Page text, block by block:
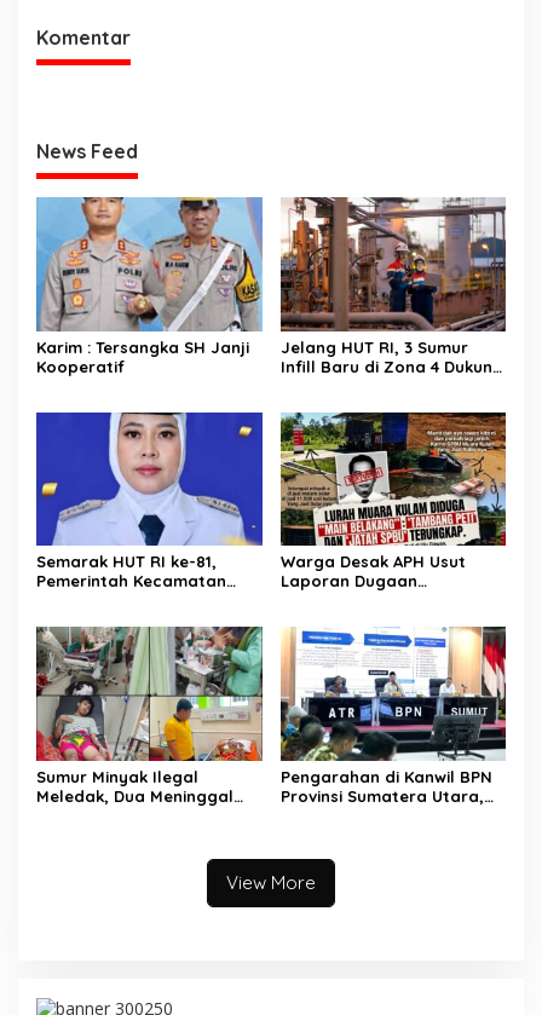
Komentar
News Feed
Karim : Tersangka SH Janji
Kooperatif
Jelang HUT RI, 3 Sumur
Infill Baru di Zona 4 Dukung
Semarak HUT RI ke-81,
Pemerintah Kecamatan
Warga Desak APH Usut
Laporan Dugaan
Sumur Minyak Ilegal
Meledak, Dua Meninggal
Pengarahan di Kanwil BPN
Provinsi Sumatera Utara,
Masyarakat
View More